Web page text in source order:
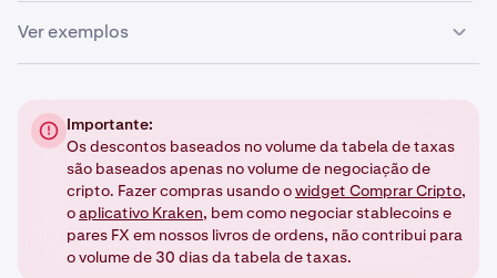
Ver exemplos
USDT
tabela de taxas de stablecoinse aplica.
A negociaçãonãocontribuirá para o seuvolume de
negociação de 30 dias.
Importante:
Os descontos baseados no volume da tabela de taxas
são baseados apenas no volume de negociação de
cripto. Fazer compras usando owidget Comprar Cripto,
oaplicativo Kraken, bem como negociar stablecoins e
pares FX em nossos livros de ordens, não contribui para
o volume de 30 dias da tabela de taxas.